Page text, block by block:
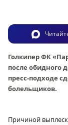
Голкипер ФК
после обидного
пресс-подходе
болельщиков.
Причиной